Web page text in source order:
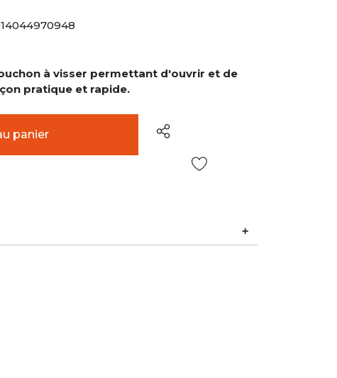
à visser permettant d'ouvrir et de
pratique et rapide.